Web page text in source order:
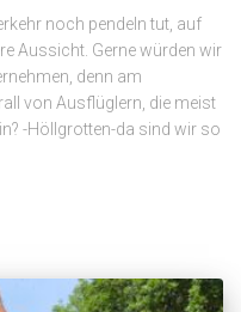
noch pendeln tut, auf
Aussicht. Gerne würden wir
denn am
von Ausflüglern, die meist
-Höllgrotten-da sind wir so